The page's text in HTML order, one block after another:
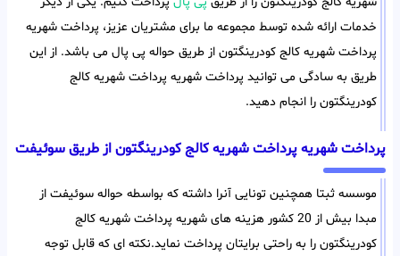
خدمات ارائه شده توسط مجموعه ما برای مشتریان عزیز، پرداخت شهریه
پرداخت شهریه کالج کودرینگتون از طریق حواله پی پال می باشد. از این
طریق به سادگی می توانید پرداخت شهریه پرداخت شهریه کالج
کودرینگتون را انجام دهید.
پرداخت شهریه پرداخت شهریه کالج کودرینگتون از طریق سوئیفت
موسسه ثبتا همچنین تونایی آنرا داشته که بواسطه حواله سوئیفت از
مبدا بیش از 20 کشور هزینه های شهریه پرداخت شهریه کالج
کودرینگتون را به راحتی برایتان پرداخت نماید.نکته ای که قابل توجه